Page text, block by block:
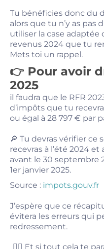
Tu bénéficies donc du
alors que tu n’y as pas
utiliser la case adaptée
revenus 2024 que tu
Mets toi un rappel.
👉 Pour avoir
2025
il faudra que le RFR
d’impôts que tu
ou égal à 28 797 € par
🔎 Tu devras vérifier ce
recevras à l’été 2024
avant le 30 septembre
1er janvier 2025.
Source : impots.gouv.fr
J’espère que ce
évitera les erreurs qui
redressement.
💁‍♀️ Et si tout cela te